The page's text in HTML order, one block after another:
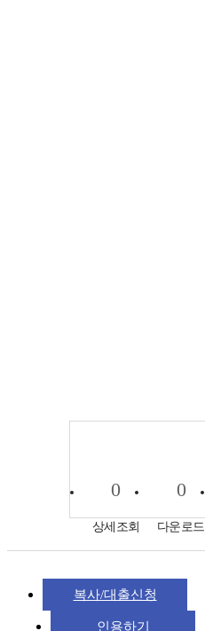
0
상세조회
0
다운로드
복사/대출신청
인용하기